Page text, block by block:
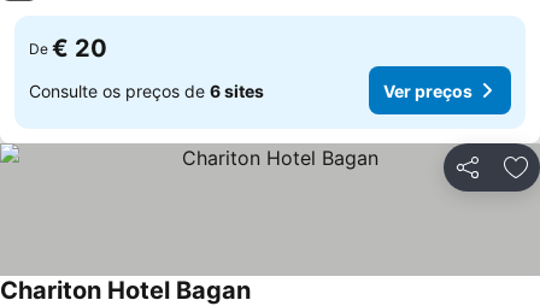
De € 20
Consulte os preços de 6 sites Ver preços
Partilhar
Chariton Hotel Bagan